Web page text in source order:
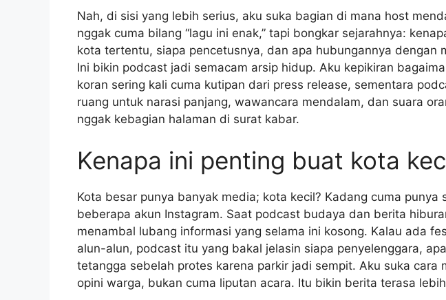
Nah, di sisi yang lebih serius, aku suka bagian di mana host
nggak cuma bilang “lagu ini enak,” tapi bongkar sejarahnya:
kota tertentu, siapa pencetusnya, dan apa hubungannya dengan
Ini bikin podcast jadi semacam arsip hidup. Aku kepikiran
koran sering kali cuma kutipan dari press release, sementara
ruang untuk narasi panjang, wawancara mendalam, dan suara
nggak kebagian halaman di surat kabar.
Kenapa ini penting buat kota
Kota besar punya banyak media; kota kecil? Kadang cuma punya
beberapa akun Instagram. Saat podcast budaya dan berita
menambal lubang informasi yang selama ini kosong. Kalau ada
alun-alun, podcast itu yang bakal jelasin siapa penyelenggara,
tetangga sebelah protes karena parkir jadi sempit. Aku suka cara
opini warga, bukan cuma liputan acara. Itu bikin berita terasa